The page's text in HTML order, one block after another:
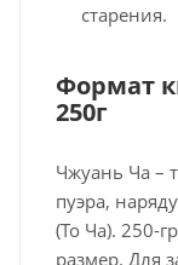
старения.
Формат
250г
Чжуань Ча –
пуэра,
(То Ча). 250-
размер. Для